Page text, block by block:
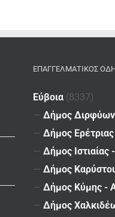
ΕΠΑΓΓΕΛΜΑΤΙΚΌΣ
Εύβοια (8337)
— Δήμος
— Δήμος Ερέτριας
— Δήμος Ιστιαίας
— Δήμος
— Δήμος Κύμης -
— Δήμος